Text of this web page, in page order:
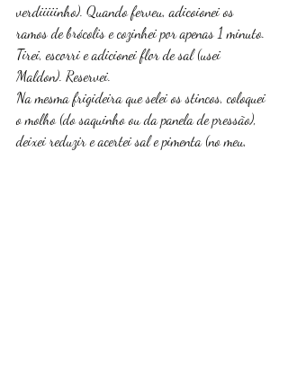
verdiiiiinho). Quando ferveu, adicoionei os
ramos de brócolis e cozinhei por apenas 1 minuto.
Tirei, escorri e adicionei flor de sal (usei
Maldon). Reservei.
Na mesma frigideira que selei os stincos, coloquei
o molho (do saquinho ou da panela de pressão),
deixei reduzir e acertei sal e pimenta (no meu,